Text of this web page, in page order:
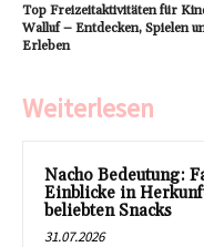
Top Freizeitaktivitäten für
Walluf – Entdecken, Spielen
Erleben
Weiterlesen
Nacho Bedeutung:
Einblicke in
beliebten Snacks
31.07.2026